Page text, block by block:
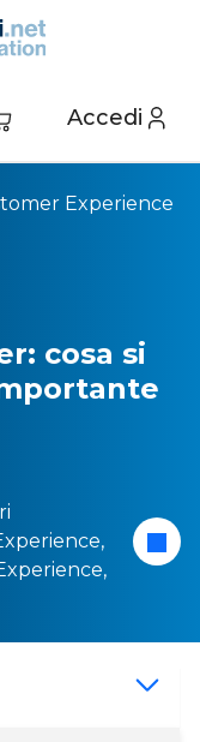
Accedi
Experience
cosa si
,
,